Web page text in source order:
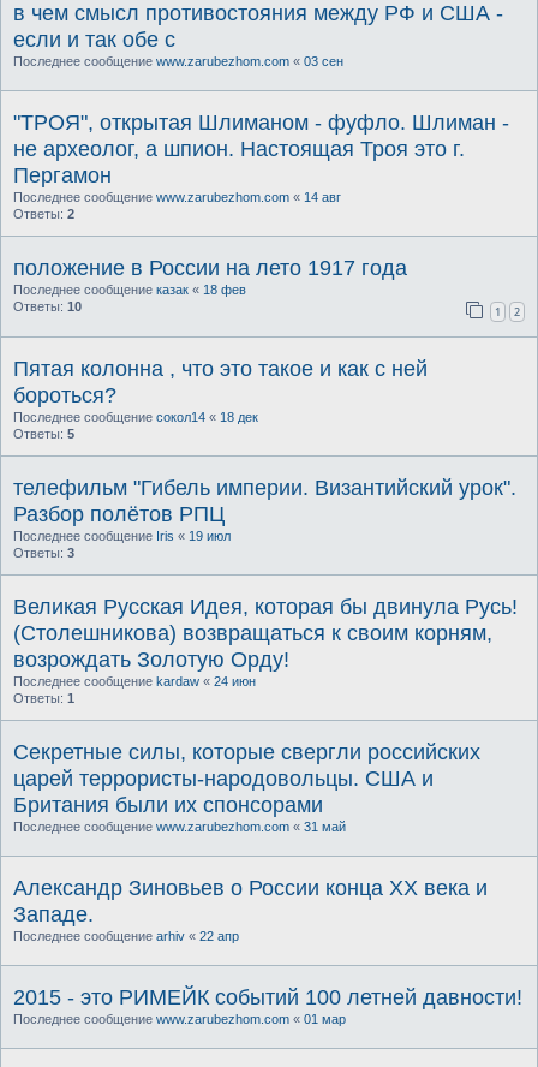
в чем смысл противостояния между РФ и США -
если и так обе с
Последнее сообщение www.zarubezhom.com « 03 сен
"ТРОЯ", открытая Шлиманом - фуфло. Шлиман -
не археолог, а шпион. Настоящая Троя это г.
Пергамон
Последнее сообщение www.zarubezhom.com « 14 авг
Ответы: 2
положение в России на лето 1917 года
Последнее сообщение казак « 18 фев
Ответы: 10 1 2
Пятая колонна , что это такое и как с ней
бороться?
Последнее сообщение сокол14 « 18 дек
Ответы: 5
телефильм "Гибель империи. Византийский урок".
Разбор полётов РПЦ
Последнее сообщение Iris « 19 июл
Ответы: 3
Великая Русская Идея, которая бы двинула Русь!
(Столешникова) возвращаться к своим корням,
возрождать Золотую Орду!
Последнее сообщение kardaw « 24 июн
Ответы: 1
Секретные силы, которые свергли российских
царей террористы-народовольцы. США и
Британия были их спонсорами
Последнее сообщение www.zarubezhom.com « 31 май
Александр Зиновьев о России конца XX века и
Западе.
Последнее сообщение arhiv « 22 апр
2015 - это РИМЕЙК событий 100 летней давности!
Последнее сообщение www.zarubezhom.com « 01 мар